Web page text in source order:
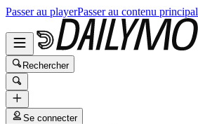
Passer au playerPasser au contenu principal
Rechercher
Se connecter